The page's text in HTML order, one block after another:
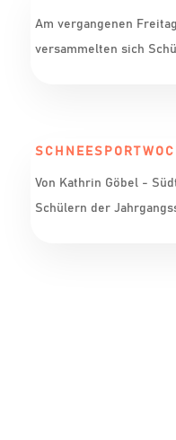
Am vergangenen
versammelten sich
Von Kathrin Göbel -
Schülern der